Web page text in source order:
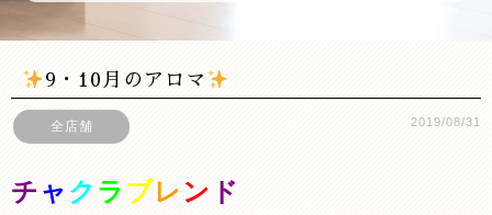
9・10月のアロマ
全店舗 2019/08/31
チ ャ ク ラ ブレン ド